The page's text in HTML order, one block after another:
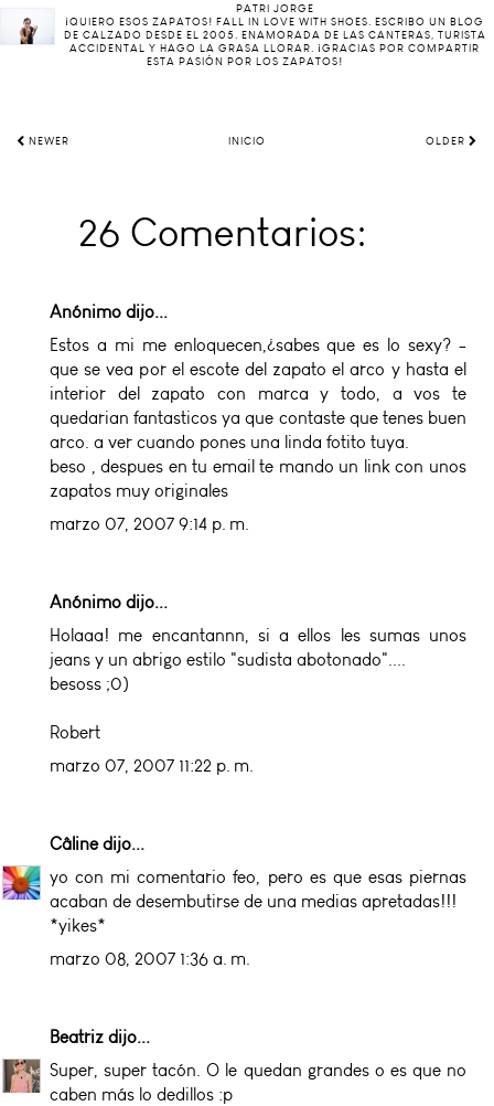
PATRI JORGE
¡QUIERO ESOS ZAPATOS! FALL IN LOVE WITH SHOES. ESCRIBO UN BLOG
DE CALZADO DESDE EL 2005. ENAMORADA DE LAS CANTERAS, TURISTA
ACCIDENTAL Y HAGO LA GRASA LLORAR. ¡GRACIAS POR COMPARTIR
ESTA PASIÓN POR LOS ZAPATOS!
NEWER INICIO OLDER
26 Comentarios:
Anónimo dijo...
Estos a mi me enloquecen,¿sabes que es lo sexy? -
que se vea por el escote del zapato el arco y hasta el
interior del zapato con marca y todo, a vos te
quedarian fantasticos ya que contaste que tenes buen
arco. a ver cuando pones una linda fotito tuya.
beso , despues en tu email te mando un link con unos
zapatos muy originales
marzo 07, 2007 9:14 p. m.
Anónimo dijo...
Holaaa! me encantannn, si a ellos les sumas unos
jeans y un abrigo estilo "sudista abotonado"....
besoss ;0)
Robert
marzo 07, 2007 11:22 p. m.
Câlinedijo...
yo con mi comentario feo, pero es que esas piernas
acaban de desembutirse de una medias apretadas!!!
*yikes*
marzo 08, 2007 1:36 a. m.
Beatriz dijo...
Super, super tacón. O le quedan grandes o es que no
caben más lo dedillos :p